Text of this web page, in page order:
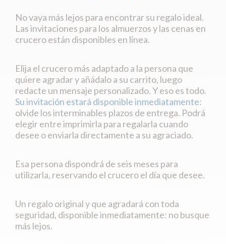
No vaya más lejos para encontrar su regalo ideal.
Las invitaciones para los almuerzos y las cenas en
crucero están disponibles en línea.
Elija el crucero más adaptado a la persona que
quiere agradar y añádalo a su carrito, luego
redacte un mensaje personalizado. Y eso es todo.
Su invitación estará disponible inmediatamente:
olvide los interminables plazos de entrega. Podrá
elegir entre imprimirla para regalarla cuando
desee o enviarla directamente a su agraciado.
Esa persona dispondrá de seis meses para
utilizarla, reservando el crucero el día que desee.
Un regalo original y que agradará con toda
seguridad, disponible inmediatamente: no busque
más lejos.